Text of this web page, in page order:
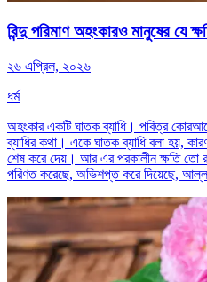
বিন্দু পরিমাণ অহংকারও মানুষের যে
২৬ এপ্রিল, ২০২৬
ধর্ম
অহংকার একটি ঘাতক ব্যাধি। পবিত্র
ব্যাধির কথা। একে ঘাতক ব্যাধি বলা হয়,
শেষ করে দেয়। আর এর পরকালীন ক্ষতি তো
পরিণত করেছে, অভিশপ্ত করে দিয়েছে,